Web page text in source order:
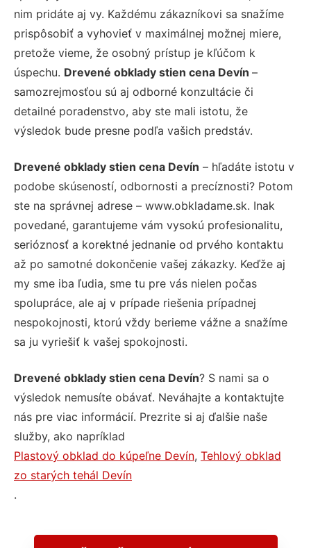
nim pridáte aj vy. Každému zákazníkovi sa snažíme
prispôsobiť a vyhovieť v maximálnej možnej miere,
pretože vieme, že osobný prístup je kľúčom k
úspechu. Drevené obklady stien cena Devín –
samozrejmosťou sú aj odborné konzultácie či
detailné poradenstvo, aby ste mali istotu, že
výsledok bude presne podľa vašich predstáv.
Drevené obklady stien cena Devín – hľadáte istotu v
podobe skúseností, odbornosti a precíznosti? Potom
ste na správnej adrese – www.obkladame.sk. Inak
povedané, garantujeme vám vysokú profesionalitu,
serióznosť a korektné jednanie od prvého kontaktu
až po samotné dokončenie vašej zákazky. Keďže aj
my sme iba ľudia, sme tu pre vás nielen počas
spolupráce, ale aj v prípade riešenia prípadnej
nespokojnosti, ktorú vždy berieme vážne a snažíme
sa ju vyriešiť k vašej spokojnosti.
Drevené obklady stien cena Devín? S nami sa o
výsledok nemusíte obávať. Neváhajte a kontaktujte
nás pre viac informácií. Prezrite si aj ďalšie naše
služby, ako napríklad
Plastový obklad do kúpeľne Devín, Tehlový obklad
zo starých tehál Devín
.